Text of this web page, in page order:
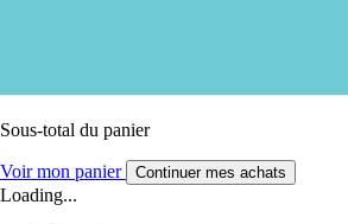
Sous-total du panier
Voir mon panier Continuer mes achats
Loading...